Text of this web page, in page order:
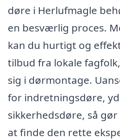
døre i Herlufmagle
en besværlig proces.
kan du hurtigt og
tilbud fra lokale
sig i dørmontage.
for indretningsdøre,
sikkerhedsdøre, så
at finde den rette